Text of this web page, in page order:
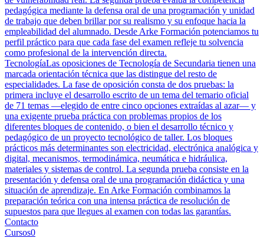
pedagógica mediante la defensa oral de una programación y unidad
de trabajo que deben brillar por su realismo y su enfoque hacia la
empleabilidad del alumnado. Desde Arke Formación potenciamos tu
perfil práctico para que cada fase del examen refleje tu solvencia
como profesional de la intervención directa.
TecnologíaLas oposiciones de Tecnología de Secundaria tienen una
marcada orientación técnica que las distingue del resto de
especialidades. La fase de oposición consta de dos pruebas: la
primera incluye el desarrollo escrito de un tema del temario oficial
de 71 temas —elegido de entre cinco opciones extraídas al azar— y
una exigente prueba práctica con problemas propios de los
diferentes bloques de contenido, o bien el desarrollo técnico y
pedagógico de un proyecto tecnológico de taller. Los bloques
prácticos más determinantes son electricidad, electrónica analógica y
digital, mecanismos, termodinámica, neumática e hidráulica,
materiales y sistemas de control. La segunda prueba consiste en la
presentación y defensa oral de una programación didáctica y una
situación de aprendizaje. En Arke Formación combinamos la
preparación teórica con una intensa práctica de resolución de
supuestos para que llegues al examen con todas las garantías.
Contacto
Cursos0